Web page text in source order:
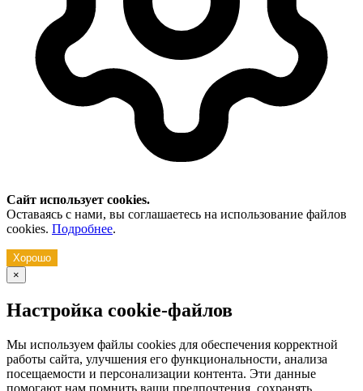
Сайт использует cookies.
Оставаясь с нами, вы соглашаетесь на использование файлов
cookies. Подробнее.
Хорошо
×
Настройка cookie-файлов
Мы используем файлы cookies для обеспечения корректной
работы сайта, улучшения его функциональности, анализа
посещаемости и персонализации контента. Эти данные
помогают нам помнить ваши предпочтения, сохранять